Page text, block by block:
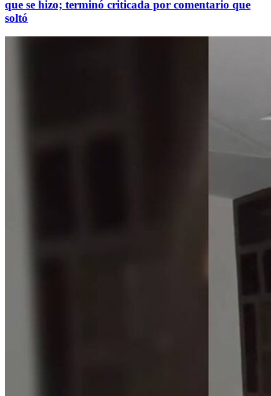
que se hizo; terminó criticada por comentario que
soltó